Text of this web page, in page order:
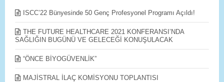
ISCC’22 Bünyesinde 50 Genç Profesyonel Programı Açıldı!
THE FUTURE HEALTHCARE 2021 KONFERANSI’NDA
SAĞLIĞIN BUGÜNÜ VE GELECEĞİ KONUŞULACAK
“ÖNCE BİYOGÜVENLİK”
MAJİSTRAL İLAÇ KOMİSYONU TOPLANTISI